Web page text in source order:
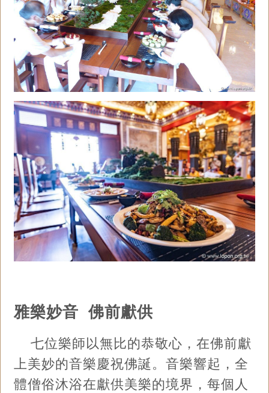
雅樂妙音 佛前獻供
七位樂師以無比的恭敬心，在佛前獻
上美妙的音樂慶祝佛誕。音樂響起，全
體僧俗沐浴在獻供美樂的境界，每個人